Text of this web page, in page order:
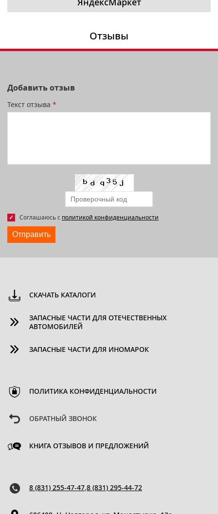
ЯндексМаркет
Отзывы
Добавить отзыв
Текст отзыва *
Соглашаюсь с политикой конфиденциальности
Отправить
СКАЧАТЬ КАТАЛОГИ
ЗАПАСНЫЕ ЧАСТИ ДЛЯ ОТЕЧЕСТВЕННЫХ
АВТОМОБИЛЕЙ
ЗАПАСНЫЕ ЧАСТИ ДЛЯ ИНОМАРОК
ПОЛИТИКА КОНФИДЕНЦИАЛЬНОСТИ
ОБРАТНЫЙ ЗВОНОК
КНИГА ОТЗЫВОВ И ПРЕДЛОЖЕНИЙ
8 (831) 255-47-47,8 (831) 295-44-72